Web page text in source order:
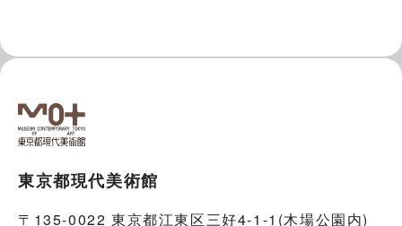
東京都現代美術館
〒135-0022 東京都江東区三好4-1-1(木場公園内)